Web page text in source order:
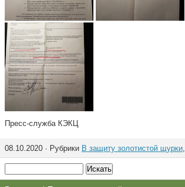
Пресс-служба КЭКЦ
08.10.2020 · Рубрики В защиту золотистой щурки,